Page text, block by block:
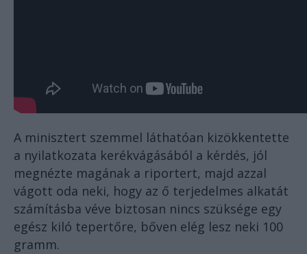
A minisztert szemmel láthatóan kizökkentette
a nyilatkozata kerékvágásából a kérdés, jól
megnézte magának a riportert, majd azzal
vágott oda neki, hogy az ő terjedelmes alkatát
számításba véve biztosan nincs szüksége egy
egész kiló tepertőre, bőven elég lesz neki 100
gramm.